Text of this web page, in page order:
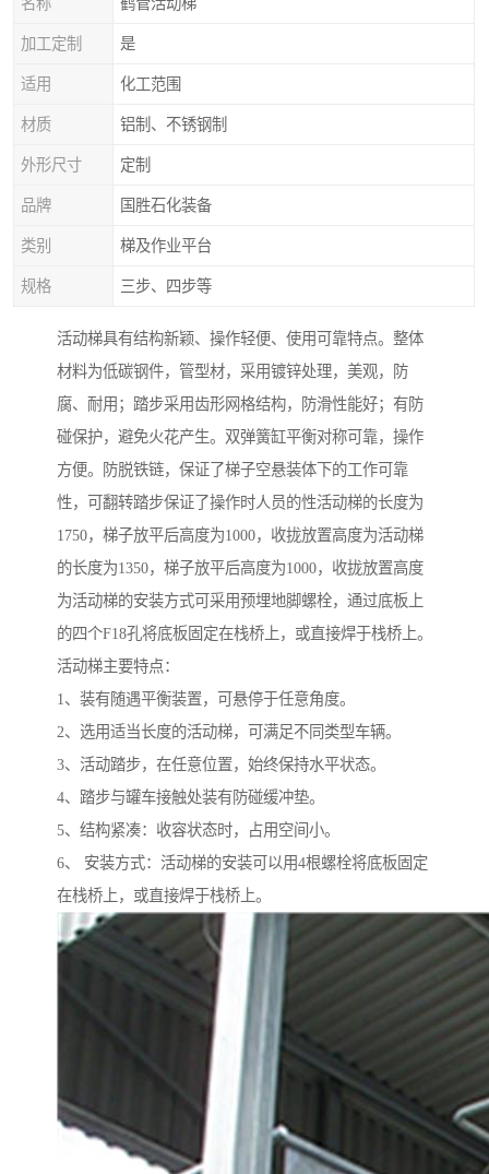
加工定制 是
适用 化工范围
材质 铝制、不锈钢制
外形尺寸 定制
品牌 国胜石化装备
类别 梯及作业平台
规格 三步、四步等
活动梯具有结构新颖、操作轻便、使用可靠特点。整体
材料为低碳钢件，管型材，采用镀锌处理，美观，防
腐、耐用；踏步采用齿形网格结构，防滑性能好；有防
碰保护，避免火花产生。双弹簧缸平衡对称可靠，操作
方便。防脱铁链，保证了梯子空悬装体下的工作可靠
性，可翻转踏步保证了操作时人员的性活动梯的长度为
1750，梯子放平后高度为1000，收拢放置高度为活动梯
的长度为1350，梯子放平后高度为1000，收拢放置高度
为活动梯的安装方式可采用预埋地脚螺栓，通过底板上
的四个F18孔将底板固定在栈桥上，或直接焊于栈桥上。
活动梯主要特点：
1、装有随遇平衡装置，可悬停于任意角度。
2、选用适当长度的活动梯，可满足不同类型车辆。
3、活动踏步，在任意位置，始终保持水平状态。
4、踏步与罐车接触处装有防碰缓冲垫。
5、结构紧凑：收容状态时，占用空间小。
6、 安装方式：活动梯的安装可以用4根螺栓将底板固定
在栈桥上，或直接焊于栈桥上。